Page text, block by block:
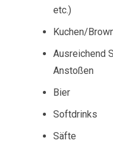
etc.)
Kuchen/
Ausreichend
Anstoßen
Bier
Softdrinks
Säfte